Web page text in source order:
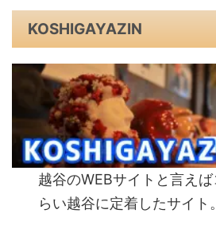
KOSHIGAYAZIN
越谷のWEBサイトと言えば
らい越谷に定着したサイト。